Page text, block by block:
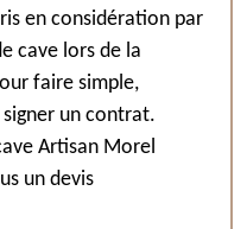
en considération par
cave lors de la
faire simple,
un contrat.
Artisan Morel
un devis